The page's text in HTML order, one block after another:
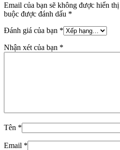
Email của bạn sẽ không được hiển
buộc được đánh dấu *
Đánh giá của bạn *
Nhận xét của bạn *
Tên *
Email *